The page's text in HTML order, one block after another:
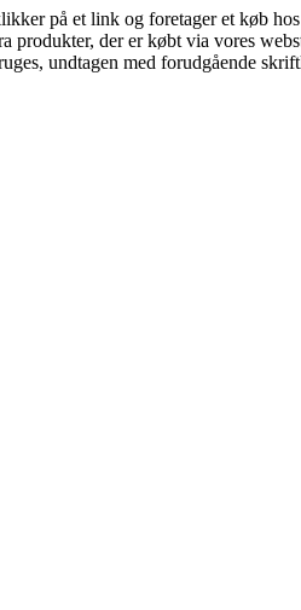
på et link og foretager et køb
der er købt via vores
undtagen med forudgående